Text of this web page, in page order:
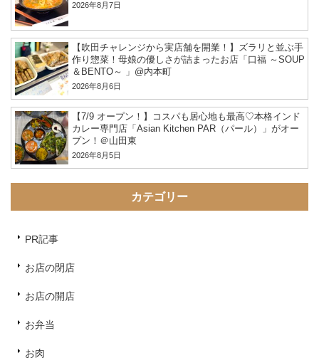
2026年8月7日
【吹田チャレンジから実店舗を開業！】ズラリと並ぶ手
作り惣菜！母娘の優しさが詰まったお店「口福 ～SOUP
＆BENTO～ 」@内本町
2026年8月6日
【7/9 オープン！】コスパも居心地も最高♡本格インド
カレー専門店「Asian Kitchen PAR（パール）」がオー
プン！＠山田東
2026年8月5日
カテゴリー
PR記事
お店の閉店
お店の開店
お弁当
お肉